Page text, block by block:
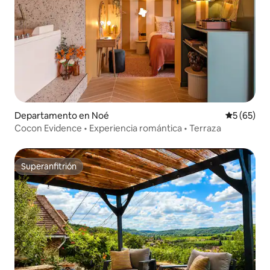
Departamento en Noé
5 (65)
Cocon Evidence • Experiencia romántica • Terraza
Superanfitrión
Superanfitrión